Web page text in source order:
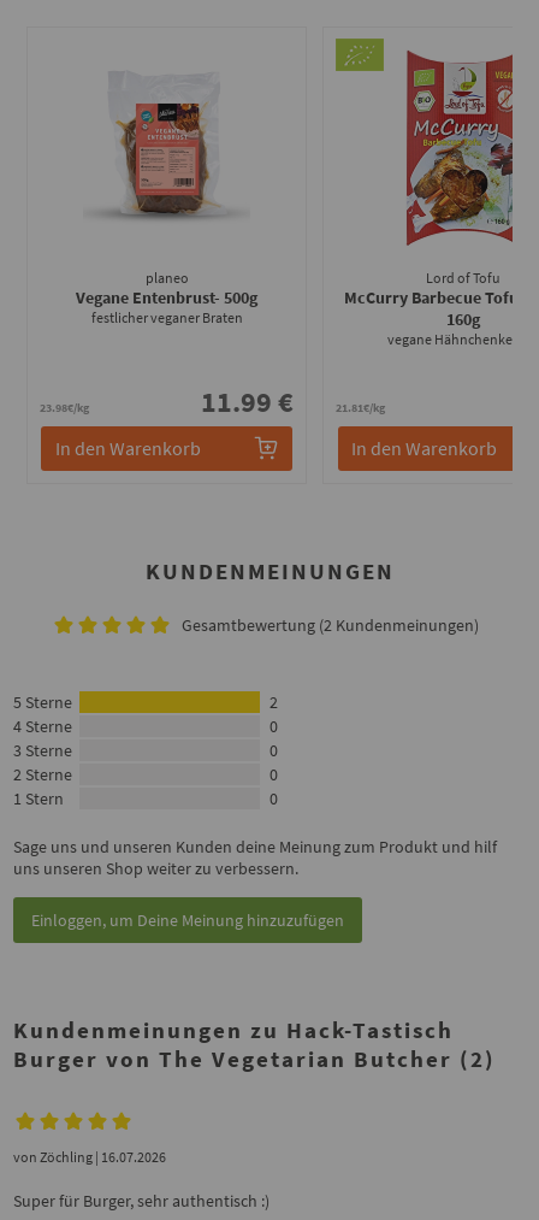
planeo
Vegane Entenbrust- 500g
festlicher veganer Braten
23.98€/kg 11.99 €
In den Warenkorb
Lord of Tofu
McCurry Barbecue Tofu
160g
vegane Hähnchenkeulen
21.81€/kg
In den Warenkorb
KUNDENMEINUNGEN
Gesamtbewertung (2 Kundenmeinungen)
5 Sterne
2
4 Sterne
0
3 Sterne
0
2 Sterne
0
1 Stern
0
Sage uns und unseren Kunden deine Meinung zum Produkt und hilf
uns unseren Shop weiter zu verbessern.
Einloggen, um Deine Meinung hinzuzufügen
Kundenmeinungen zu Hack-Tastisch
Burger von The Vegetarian Butcher (2)
vonZöchling | 16.07.2026
Super für Burger, sehr authentisch :)